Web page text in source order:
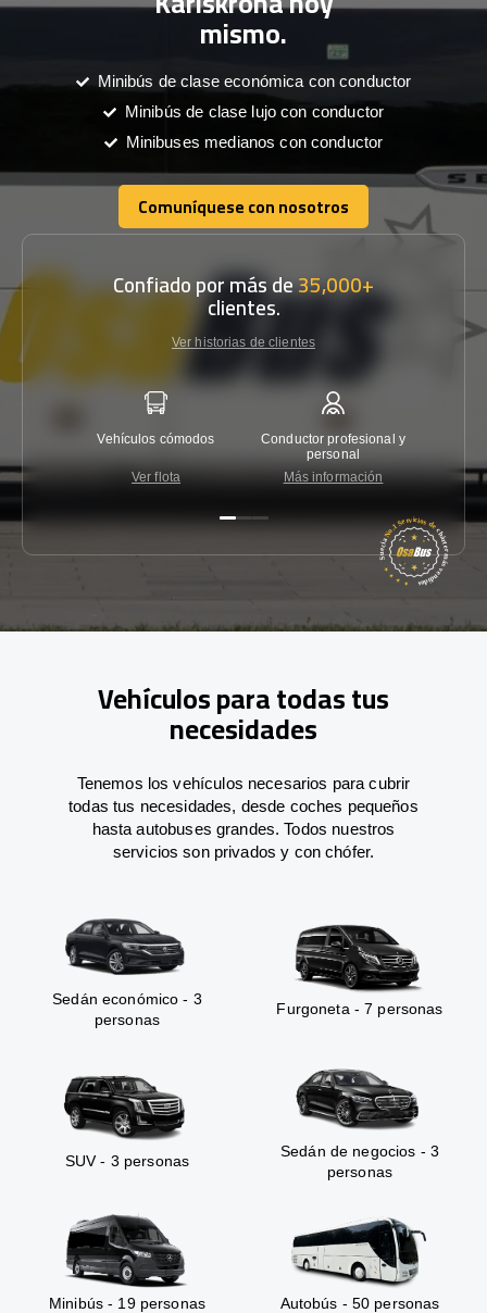
mismo.
Minibús de clase económica con conductor
Minibús de clase lujo con conductor
Minibuses medianos con conductor
Comuníquese con nosotros
Comuníquese con nosotros
Confiado por más de35,000+
clientes.
Ver historias de clientes
Vehículos cómodos
Ver flota
Conductor profesional y
personal
Más información
Vehículos para todas tus
necesidades
Tenemos los vehículos necesarios para cubrir
todas tus necesidades, desde coches pequeños
hasta autobuses grandes. Todos nuestros
servicios son privados y con chófer.
Sedán económico - 3
personas
Furgoneta - 7 personas
SUV - 3 personas
Sedán de negocios - 3
personas
Minibús - 19 personas Autobús - 50 personas